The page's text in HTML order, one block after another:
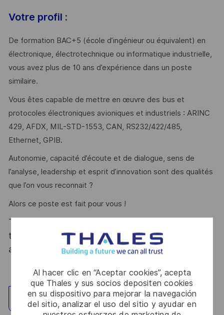
Al hacer clic en “Aceptar cookies”, acepta
que Thales y sus socios depositen cookies
en su dispositivo para mejorar la navegación
del sitio, analizar el uso del sitio y ayudar en
Votre profil :
De formation BAC+5 (école d’ingénieur ou équivalent) en
électronique, électrotechnique ou informatique industrielle,
vous avez plus de 10 ans d’expérience dans un poste
similaire.
Vous êtes capable de mettre en œuvre des bus et
protocoles électroniques avioniques et industriels : ARINC
429, AFDX, MIL-STD-1553, CAN, RS232/422/485,
Ethernet, GPIB.
Autonomie, capacité d’écoute et de dialogue, sens de
l’analyse, leadership et esprit d’innovation sont des qualités
que l’on vous reconnait ?
Alors ce poste est fait pour vous !
Thales, entreprise Handi-Engagée, reconnait
tous les talents. La diversité est notre meilleur
atout. Postulez et rejoignez nous !
Explorar ubicación